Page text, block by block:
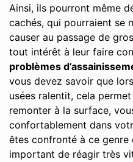
Ainsi, ils pourront même
cachés, qui pourraient se
causer au passage de
tout intérêt à leur faire
problèmes
vous devez savoir que
usées ralentit, cela
remonter à la surface,
confortablement dans
êtes confronté à ce genre
important de réagir très